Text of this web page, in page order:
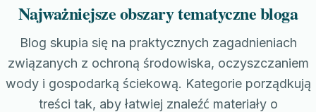
Najważniejsze obszary tematyczne bloga
Blog skupia się na praktycznych zagadnieniach
związanych z ochroną środowiska, oczyszczaniem
wody i gospodarką ściekową. Kategorie porządkują
treści tak, aby łatwiej znaleźć materiały o